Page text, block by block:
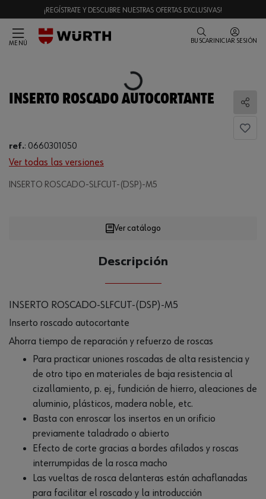
¡REGÍSTRATE Y DESCUBRE NUESTRAS OFERTAS EXCLUSIVAS!
MENÚ BUSCAR INICIAR SESIÓN
Loading...
INSERTO ROSCADO AUTOCORTANTE
ref.: 0660301050
Ver todas las versiones
INSERTO ROSCADO-SLFCUT-(DSP)-M5
Loading...
Ver catálogo
Descripción
INSERTO ROSCADO-SLFCUT-(DSP)-M5
Inserto roscado autocortante
Ahorra tiempo de reparación y refuerzo de roscas
Para practicar uniones roscadas de alta resistencia y
de otro tipo en materiales de baja resistencia al
cizallamiento, p. ej., fundición de hierro, aleaciones de
aluminio, plásticos, madera noble, etc.
Basta con enroscar los insertos en un orificio
previamente taladrado o abierto
Efecto de corte gracias a bordes afilados y roscas
interrumpidas de la rosca macho
Las vueltas de rosca delanteras están achaflanadas
para facilitar el roscado y la introducción